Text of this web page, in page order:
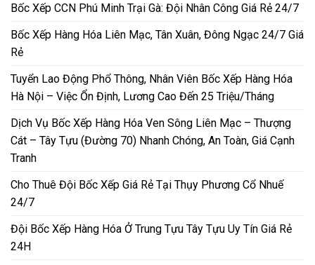
Bốc Xếp CCN Phú Minh Trại Gà: Đội Nhân Công Giá Rẻ 24/7
Bốc Xếp Hàng Hóa Liên Mạc, Tân Xuân, Đông Ngạc 24/7 Giá
Rẻ
Tuyển Lao Động Phổ Thông, Nhân Viên Bốc Xếp Hàng Hóa
Hà Nội – Việc Ổn Định, Lương Cao Đến 25 Triệu/Tháng
Dịch Vụ Bốc Xếp Hàng Hóa Ven Sông Liên Mạc – Thượng
Cát – Tây Tựu (Đường 70) Nhanh Chóng, An Toàn, Giá Cạnh
Tranh
Cho Thuê Đội Bốc Xếp Giá Rẻ Tại Thụy Phương Cổ Nhuế
24/7
Đội Bốc Xếp Hàng Hóa Ở Trung Tựu Tây Tựu Uy Tín Giá Rẻ
24H